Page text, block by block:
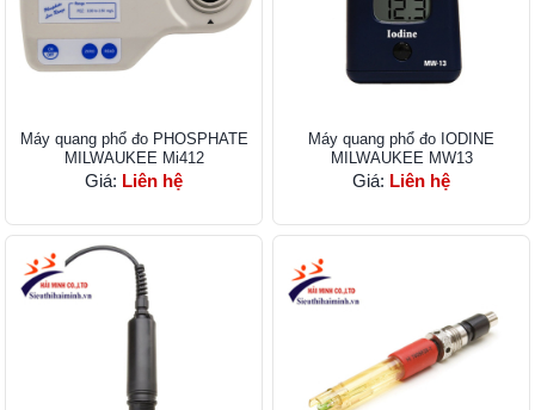
Máy quang phổ đo PHOSPHATE
MILWAUKEE Mi412
Giá: Liên hệ
Máy quang phổ đo IODINE
MILWAUKEE MW13
Giá: Liên hệ